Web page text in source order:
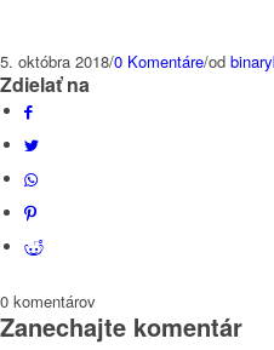
5. októbra 2018/0 Komentáre/od
Zdielať na
0 komentárov
Zanechajte komentár